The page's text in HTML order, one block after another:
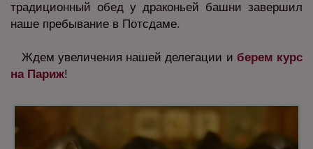
традиционный обед у драконьей башни завершил
наше пребывание в Потсдаме.
Ждем увеличения нашей делегации и берем курс
на Париж!